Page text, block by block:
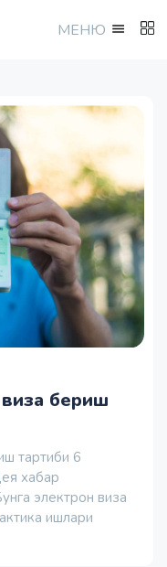
МEНЮ
бериш
тартиби 6
хабар
электрон виза
ишлари